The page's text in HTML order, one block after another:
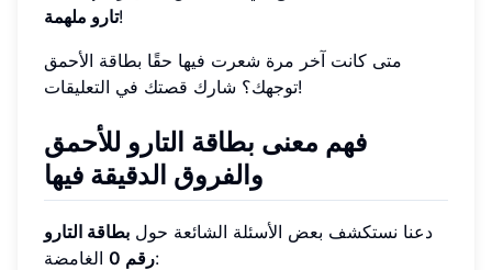
تارو ملهمة!
متى كانت آخر مرة شعرت فيها حقًا بطاقة الأحمق
توجهك؟ شارك قصتك في التعليقات!
فهم معنى بطاقة التارو للأحمق
والفروق الدقيقة فيها
دعنا نستكشف بعض الأسئلة الشائعة حول بطاقة التارو
رقم 0الغامضة: